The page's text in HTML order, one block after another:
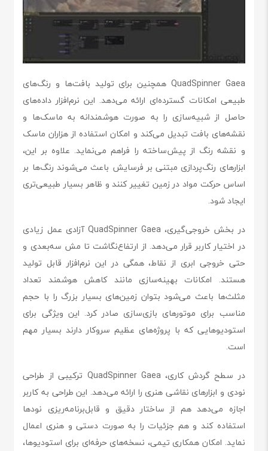
QuadSpinner Gaea همچنین برای تولید بافت‌ها و رنگ‌های
طبیعی امکانات گسترده‌ای ارائه می‌دهد. این نرم‌افزار داده‌های
حاصل از شبیه‌سازی را به صورت هوشمندانه به ماسک‌ها و
نقشه‌های بافت تبدیل می‌کند و امکان استفاده از هزاران ماسک
و نقشه رنگ از پیش‌ساخته را فراهم می‌نماید. علاوه بر این،
ابزارهای رنگ‌پردازی مبتنی بر فرسایش باعث می‌شوند رنگ‌ها بر
اساس حرکت مواد در زمین تغییر کنند و ظاهر بسیار طبیعی‌تری
ایجاد شود.
در بخش خروجی‌گیری، QuadSpinner Gaea آزادی عمل زیادی
در اختیار کاربر قرار می‌دهد. از ارتفاع‌نگاشت تا مش سه‌بعدی و
حتی خروجی ابری از نقاط، همگی در این نرم‌افزار قابل تولید
هستند. امکانات بهینه‌سازی مانند کاهش هوشمند تعداد
مثلث‌ها باعث می‌شود بتوان زمین‌های بسیار بزرگ را با حجم
مناسب برای موتورهای بازی‌سازی صادر کرد. این ویژگی برای
استودیوهایی که با پروژه‌های عظیم سروکار دارند بسیار مهم
است.
در سطح گردش کاری، QuadSpinner Gaea ترکیبی از طراحی
نودی و ابزارهای نقاشی هنری را ارائه می‌دهد. این طراحی به کاربر
اجازه می‌دهد هم از ساختار دقیق و قابل‌برنامه‌ریزی نودها
استفاده کند و هم جزئیات را به صورت دستی و هنری اعمال
نماید. امکان همکاری تیمی، نسخه‌های حرفه‌ای برای استودیوها،